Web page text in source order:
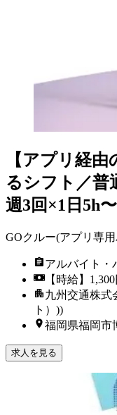
【アプリ経
るシフト／
週3回×1日5h
GOクルー(アプリ専
アルバイト・
【時給】
九州交通株式
ト）))
福岡県福岡市
求人を見る